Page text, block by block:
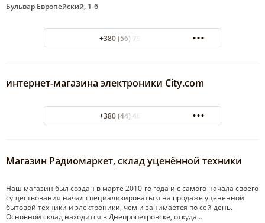
Бульвар Европейский, 1-б
+380 (56) 790-72-73
интернет-магазина электроники City.com
+380 (44) 461-88-88
Магазин Радиомаркет, склад уценённой техники
Наш магазин был создан в марте 2010-го года и c самого начала своего
существования начал специализироваться на продаже уцененной
бытовой техники и электроники, чем и занимается по сей день.
Основной склад находится в Днепропетровске, откуда…